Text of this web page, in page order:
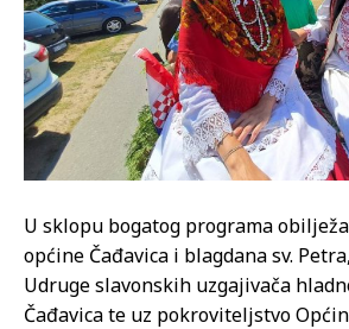
U sklopu bogatog programa
općine Čađavica i blagdana sv.
Udruge slavonskih uzgajivača
Čađavica te uz pokroviteljstvo